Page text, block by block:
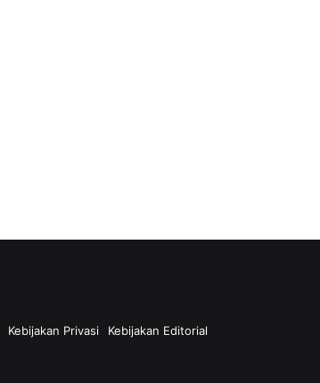
Kebijakan Privasi
Kebijakan Editorial